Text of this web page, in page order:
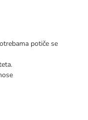
potiče se